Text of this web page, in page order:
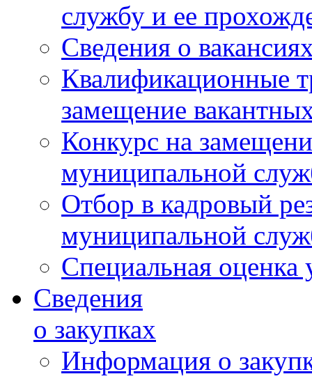
службу и ее
Сведения о
Квалификационные
замещение
Конкурс на
муниципальной
Отбор в кадровый
муниципальной
Специальная оценка
Сведения
о закупках
Информация о